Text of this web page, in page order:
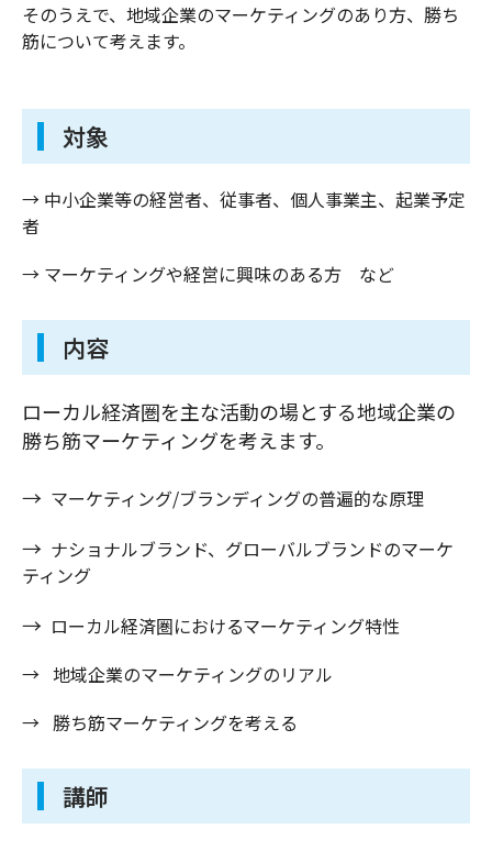
そのうえで、地域企業のマーケティングのあり方、勝ち
筋について考えます。
対象
→ 中小企業等の経営者、従事者、個人事業主、起業予定
者
→ マーケティングや経営に興味のある方　など
内容
ローカル経済圏を主な活動の場とする地域企業の
勝ち筋マーケティングを考えます。
→ マーケティング/ブランディングの普遍的な原理
→ ナショナルブランド、グローバルブランドのマーケ
ティング
→ ローカル経済圏におけるマーケティング特性
→
  地域企業のマーケティングのリアル
→
  勝ち筋マーケティングを考える
講師